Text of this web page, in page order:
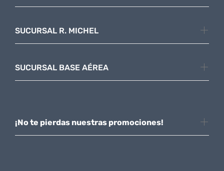
¡No te pierdas nuestras promociones!
SUCURSAL R. MICHEL
SUCURSAL BASE AÉREA